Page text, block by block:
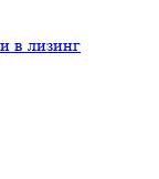
в лизинг